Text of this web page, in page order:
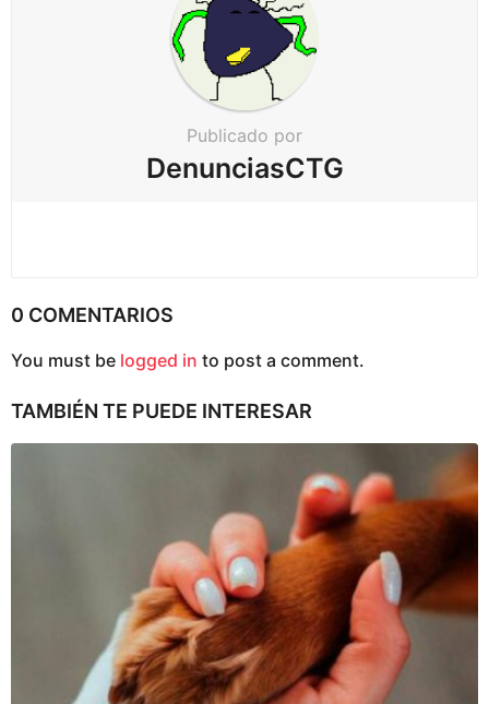
Publicado por
DenunciasCTG
0 COMENTARIOS
You must be logged in to post a comment.
TAMBIÉN TE PUEDE INTERESAR